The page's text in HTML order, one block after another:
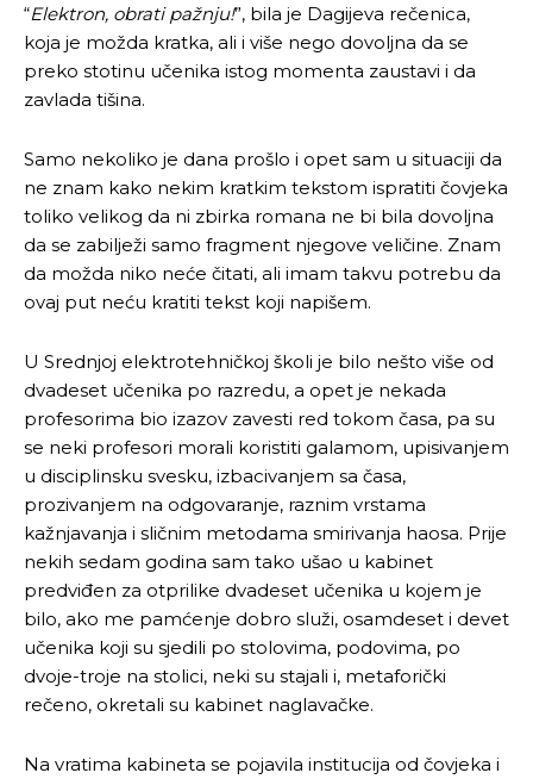
“Elektron, obrati pažnju!”, bila je Dagijeva rečenica,
koja je možda kratka, ali i više nego dovoljna da se
preko stotinu učenika istog momenta zaustavi i da
zavlada tišina.
Samo nekoliko je dana prošlo i opet sam u situaciji da
ne znam kako nekim kratkim tekstom ispratiti čovjeka
toliko velikog da ni zbirka romana ne bi bila dovoljna
da se zabilježi samo fragment njegove veličine. Znam
da možda niko neće čitati, ali imam takvu potrebu da
ovaj put neću kratiti tekst koji napišem.
U Srednjoj elektrotehničkoj školi je bilo nešto više od
dvadeset učenika po razredu, a opet je nekada
profesorima bio izazov zavesti red tokom časa, pa su
se neki profesori morali koristiti galamom, upisivanjem
u disciplinsku svesku, izbacivanjem sa časa,
prozivanjem na odgovaranje, raznim vrstama
kažnjavanja i sličnim metodama smirivanja haosa. Prije
nekih sedam godina sam tako ušao u kabinet
predviđen za otprilike dvadeset učenika u kojem je
bilo, ako me pamćenje dobro služi, osamdeset i devet
učenika koji su sjedili po stolovima, podovima, po
dvoje-troje na stolici, neki su stajali i, metaforički
rečeno, okretali su kabinet naglavačke.
Na vratima kabineta se pojavila institucija od čovjeka i